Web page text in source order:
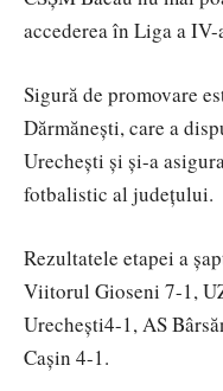
accederea în Liga a IV-
Sigură de promovare
Dărmănești, care a
Urechești și și-a
fotbalistic al județului.
Rezultatele etapei a
Viitorul Gioseni 7-1,
Urechești4-1, AS
Cașin 4-1.